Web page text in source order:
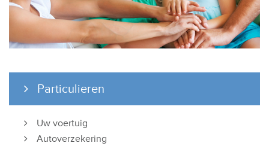
Particulieren
Uw voertuig
Autoverzekering